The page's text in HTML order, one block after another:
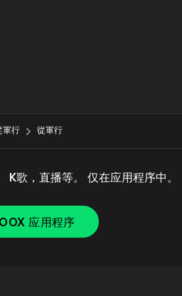
軍行 從軍行
K歌，直播等。 仅在应用程序中。
应用程序